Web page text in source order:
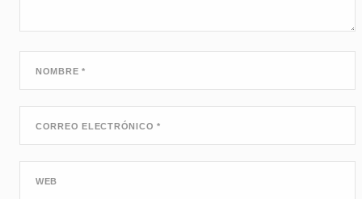
NOMBRE*
CORREO ELECTRÓNICO*
WEB